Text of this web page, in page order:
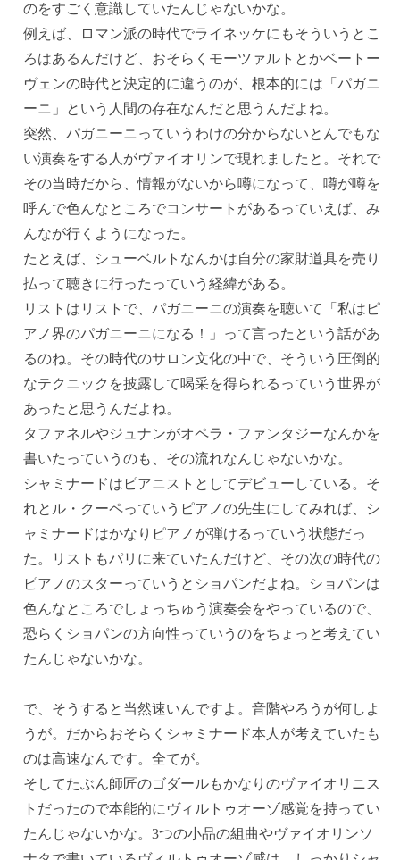
のをすごく意識していたんじゃないかな。
例えば、ロマン派の時代でライネッケにもそういうとこ
ろはあるんだけど、おそらくモーツァルトとかベートー
ヴェンの時代と決定的に違うのが、根本的には「パガニ
ーニ」という人間の存在なんだと思うんだよね。
突然、パガニーニっていうわけの分からないとんでもな
い演奏をする人がヴァイオリンで現れましたと。それで
その当時だから、情報がないから噂になって、噂が噂を
呼んで色んなところでコンサートがあるっていえば、み
んなが行くようになった。
たとえば、シューベルトなんかは自分の家財道具を売り
払って聴きに行ったっていう経緯がある。
リストはリストで、パガニーニの演奏を聴いて「私はピ
アノ界のパガニーニになる！」って言ったという話があ
るのね。その時代のサロン文化の中で、そういう圧倒的
なテクニックを披露して喝采を得られるっていう世界が
あったと思うんだよね。
タファネルやジュナンがオペラ・ファンタジーなんかを
書いたっていうのも、その流れなんじゃないかな。
シャミナードはピアニストとしてデビューしている。そ
れとル・クーペっていうピアノの先生にしてみれば、シ
ャミナードはかなりピアノが弾けるっていう状態だっ
た。リストもパリに来ていたんだけど、その次の時代の
ピアノのスターっていうとショパンだよね。ショパンは
色んなところでしょっちゅう演奏会をやっているので、
恐らくショパンの方向性っていうのをちょっと考えてい
たんじゃないかな。
で、そうすると当然速いんですよ。音階やろうが何しよ
うが。だからおそらくシャミナード本人が考えていたも
のは高速なんです。全てが。
そしてたぶん師匠のゴダールもかなりのヴァイオリニス
トだったので本能的にヴィルトゥオーゾ感覚を持ってい
たんじゃないかな。3つの小品の組曲やヴァイオリンソ